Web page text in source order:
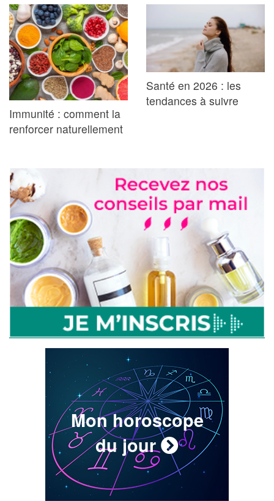
Immunité : comment la
renforcer naturellement
Santé en 2026 : les
tendances à suivre
Mon horoscope
du jour